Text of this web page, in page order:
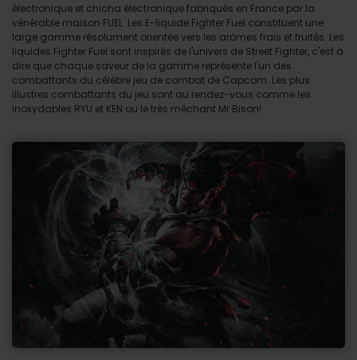
électronique et chicha électronique fabriqués en France par la
vénérable maison FUEL. Les E-liquide Fighter Fuel constituent une
large gamme résolument orientée vers les arômes frais et fruités. Les
liquides Fighter Fuel sont inspirés de l'univers de Street Fighter, c'est à
dire que chaque saveur de la gamme représente l'un des
combattants du célèbre jeu de combat de Capcom. Les plus
illustres combattants du jeu sont au rendez-vous comme les
inoxydables RYU et KEN ou le très méchant Mr Bison!